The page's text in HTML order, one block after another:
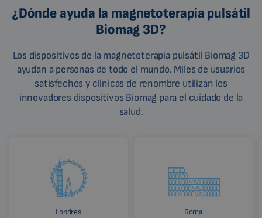
¿Dónde ayuda la magnetoterapia pulsátil
Biomag 3D?
Los dispositivos de la magnetoterapia pulsátil Biomag 3D
ayudan a personas de todo el mundo. Miles de usuarios
satisfechos y clínicas de renombre utilizan los
innovadores dispositivos Biomag para el cuidado de la
salud.
Londres Roma